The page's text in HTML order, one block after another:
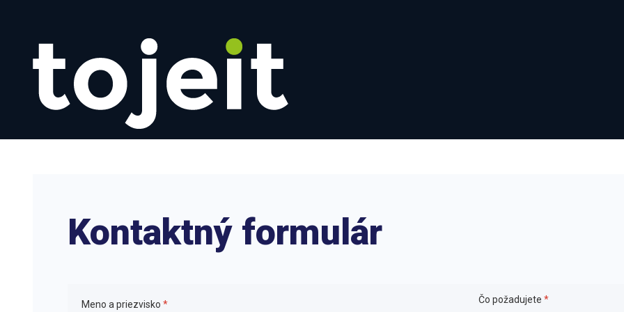
Kontaktný formulár
Meno a priezvisko * Čo požadujete *